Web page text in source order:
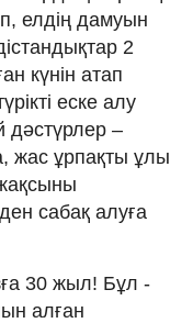
елдің дамуын
2
күнін атап
еске алу
дәстүрлер –
жас ұрпақты ұлы
сабақ алуға
30 жыл! Бұл -
алған